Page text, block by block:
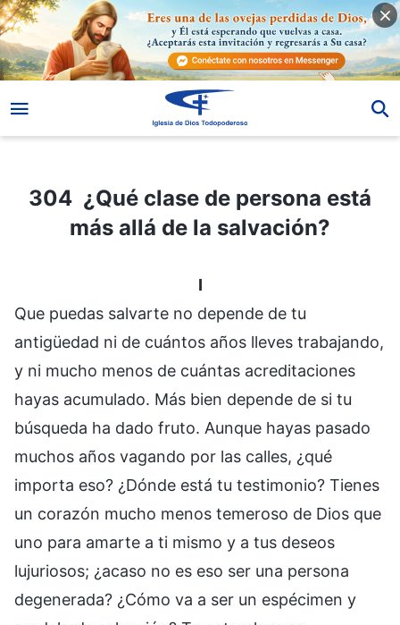
304 ¿Qué clase de persona está
más allá de la salvación?
I
Que puedas salvarte no depende de tu
antigüedad ni de cuántos años lleves trabajando,
y ni mucho menos de cuántas acreditaciones
hayas acumulado. Más bien depende de si tu
búsqueda ha dado fruto. Aunque hayas pasado
muchos años vagando por las calles, ¿qué
importa eso? ¿Dónde está tu testimonio? Tienes
un corazón mucho menos temeroso de Dios que
uno para amarte a ti mismo y a tus deseos
lujuriosos; ¿acaso no es eso ser una persona
degenerada? ¿Cómo va a ser un espécimen y